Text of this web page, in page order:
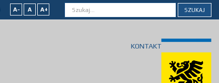
A- A A+ SZUKAJ
KONTAKT